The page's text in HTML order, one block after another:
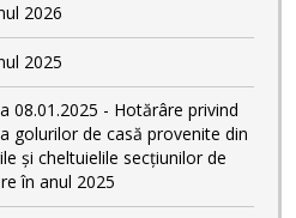
2026
2025
08.01.2025 - Hotărâre privind
golurilor de casă provenite din
și cheltuielile secțiunilor de
în anul 2025